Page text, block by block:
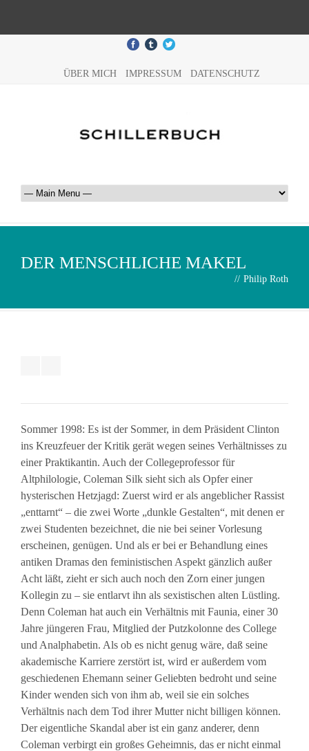
ÜBER MICH IMPRESSUM DATENSCHUTZ
DER MENSCHLICHE MAKEL
// Philip Roth
Sommer 1998: Es ist der Sommer, in dem Präsident Clinton
ins Kreuzfeuer der Kritik gerät wegen seines Verhältnisses zu
einer Praktikantin. Auch der Collegeprofessor für
Altphilologie, Coleman Silk sieht sich als Opfer einer
hysterischen Hetzjagd: Zuerst wird er als angeblicher Rassist
„enttarnt“ – die zwei Worte „dunkle Gestalten“, mit denen er
zwei Studenten bezeichnet, die nie bei seiner Vorlesung
erscheinen, genügen. Und als er bei er Behandlung eines
antiken Dramas den feministischen Aspekt gänzlich außer
Acht läßt, zieht er sich auch noch den Zorn einer jungen
Kollegin zu – sie entlarvt ihn als sexistischen alten Lüstling.
Denn Coleman hat auch ein Verhältnis mit Faunia, einer 30
Jahre jüngeren Frau, Mitglied der Putzkolonne des College
und Analphabetin. Als ob es nicht genug wäre, daß seine
akademische Karriere zerstört ist, wird er außerdem vom
geschiedenen Ehemann seiner Geliebten bedroht und seine
Kinder wenden sich von ihm ab, weil sie ein solches
Verhältnis nach dem Tod ihrer Mutter nicht billigen können.
Der eigentliche Skandal aber ist ein ganz anderer, denn
Coleman verbirgt ein großes Geheimnis, das er nicht einmal